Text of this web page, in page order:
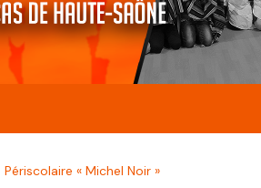
Périscolaire « Michel Noir »